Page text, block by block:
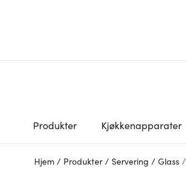
Produkter Kjøkkenapparater
Hjem / Produkter / Servering / Glass /